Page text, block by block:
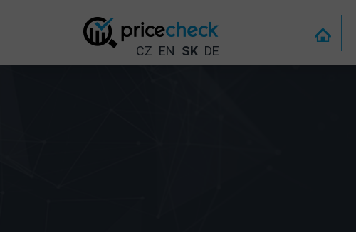
CZ EN SK DE